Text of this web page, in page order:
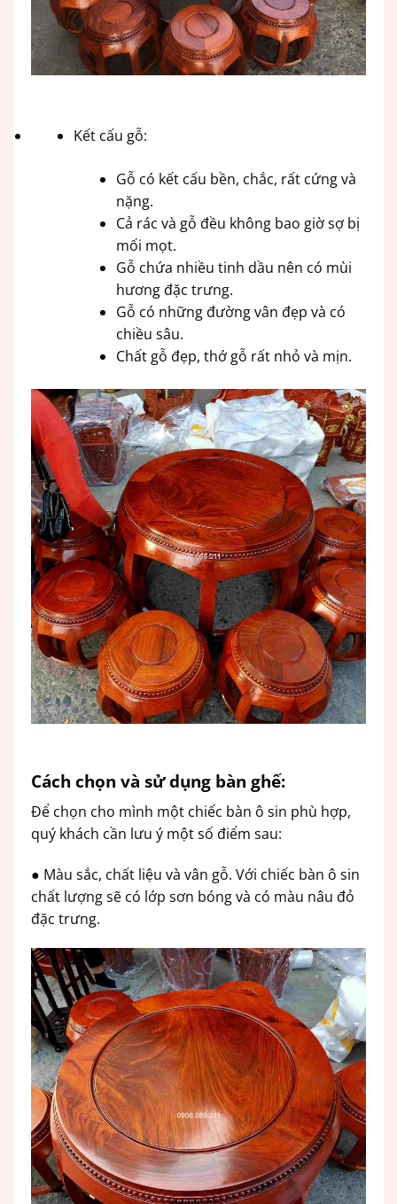
Kết cấu gỗ:
Gỗ có kết cấu bền, chắc, rất cứng và
nặng.
Cả rác và gỗ đều không bao giờ sợ bị
mối mọt.
Gỗ chứa nhiều tinh dầu nên có mùi
hương đặc trưng.
Gỗ có những đường vân đẹp và có
chiều sâu.
Chất gỗ đẹp, thớ gỗ rất nhỏ và mịn.
Cách chọn và sử dụng bàn ghế:
Để chọn cho mình một chiếc bàn ô sin phù hợp,
quý khách cần lưu ý một số điểm sau:
● Màu sắc, chất liệu và vân gỗ. Với chiếc bàn ô sin
chất lượng sẽ có lớp sơn bóng và có màu nâu đỏ
đặc trưng.